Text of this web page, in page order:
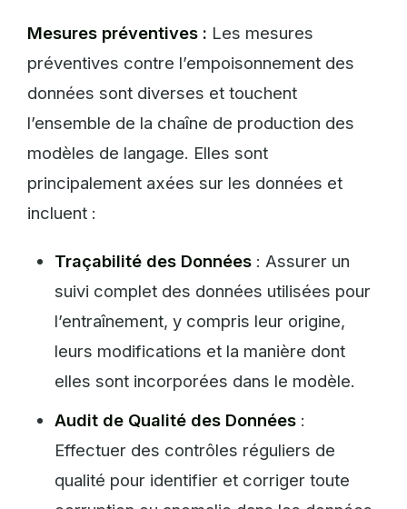
Mesures préventives : Les mesures
préventives contre l’empoisonnement des
données sont diverses et touchent
l’ensemble de la chaîne de production des
modèles de langage. Elles sont
principalement axées sur les données et
incluent :
Traçabilité des Données : Assurer un
suivi complet des données utilisées pour
l’entraînement, y compris leur origine,
leurs modifications et la manière dont
elles sont incorporées dans le modèle.
Audit de Qualité des Données :
Effectuer des contrôles réguliers de
qualité pour identifier et corriger toute